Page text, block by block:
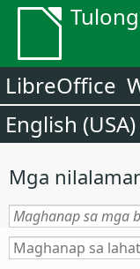
LibreOffice
English (USA)
Mga